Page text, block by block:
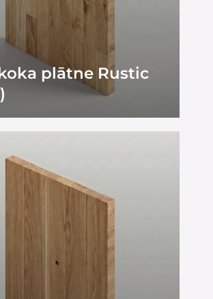
plātne Rustic